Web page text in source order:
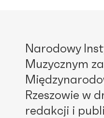
Narodowy
Muzycznym
Rzeszowie w
redakcji i